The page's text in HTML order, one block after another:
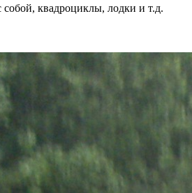
собой, квадроциклы, лодки и т.д.